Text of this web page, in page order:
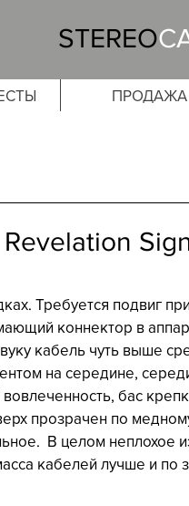
STEREO
ПРОДАЖА
Требуется подвиг
коннектор в
кабель чуть выше
на середине,
вовлеченность, бас
прозрачен по
В целом неплохое
кабелей лучше и по